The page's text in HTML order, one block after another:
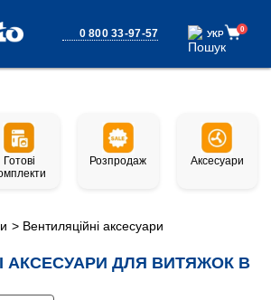
0 800 33-97-57 УКР
УКР 0
Готові
Розпродаж Аксесуари
> Вентиляційні аксесуари
АКСЕСУАРИ ДЛЯ ВИТЯЖОК В